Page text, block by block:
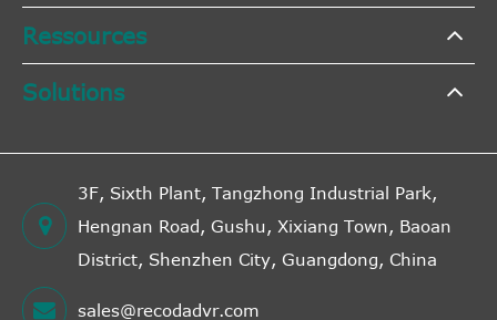
Ressources
Solutions
3F, Sixth Plant, Tangzhong Industrial Park,
Hengnan Road, Gushu, Xixiang Town, Baoan
District, Shenzhen City, Guangdong, China
sales@recodadvr.com